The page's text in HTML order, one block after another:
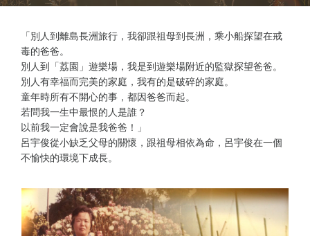
「別人到離島長洲旅行，我卻跟祖母到長洲，乘小船探望在戒
毒的爸爸。
別人到「荔園」遊樂場，我是到遊樂場附近的監獄探望爸爸。
別人有幸福而完美的家庭，我有的是破碎的家庭。
童年時所有不開心的事，都因爸爸而起。
若問我一生中最恨的人是誰？
以前我一定會說是我爸爸！」
呂宇俊從小缺乏父母的關懷，跟祖母相依為命，呂宇俊在一個
不愉快的環境下成長。